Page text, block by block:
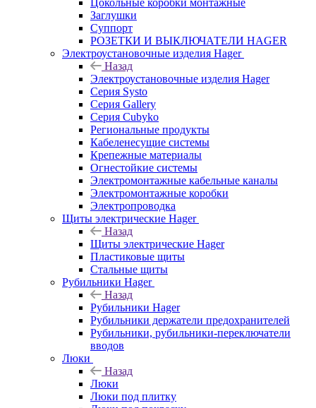
Цокольные коробки монтажные
Заглушки
Суппорт
РОЗЕТКИ И ВЫКЛЮЧАТЕЛИ HAGER
Электроустановочные изделия Hager
Назад
Электроустановочные изделия Hager
Серия Systo
Серия Gallery
Серия Cubyko
Региональные продукты
Кабеленесущие системы
Крепежные материалы
Огнестойкие системы
Электромонтажные кабельные каналы
Электромонтажные коробки
Электропроводка
Щиты электрические Hager
Назад
Щиты электрические Hager
Пластиковые щиты
Стальные щиты
Рубильники Hager
Назад
Рубильники Hager
Рубильники держатели предохранителей
Рубильники, рубильники-переключатели
вводов
Люки
Назад
Люки
Люки под плитку